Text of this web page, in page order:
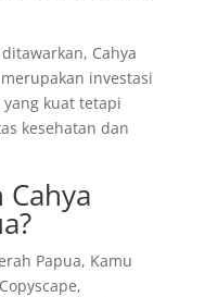
Cahya
investasi
kuat tetapi
kesehatan dan
Papua, Kamu